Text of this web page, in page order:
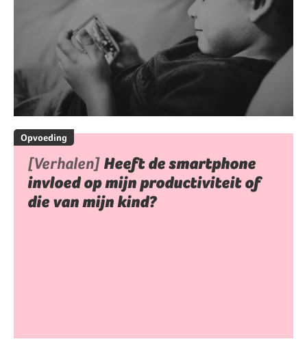
Opvoeding
[Verhalen] Heeft de smartphone
invloed op mijn productiviteit of
die van mijn kind?